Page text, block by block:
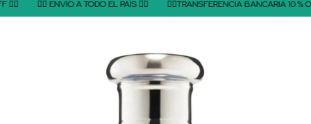
❤️‍🔥 ENVÍO A TODO EL PAÍS ❤️‍🔥 ❤️‍🔥TRANSFERENCIA BANCARIA 10 % OFF ❤️‍🔥